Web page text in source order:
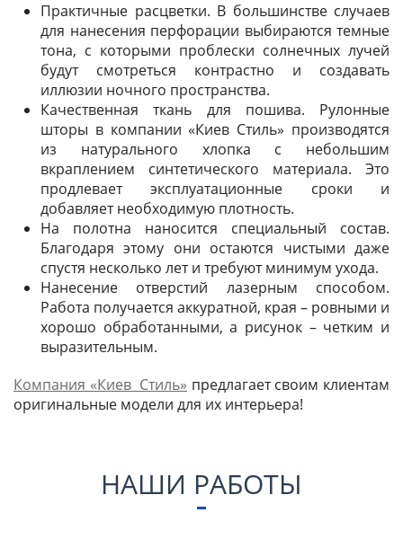
Практичные расцветки. В большинстве случаев
для нанесения перфорации выбираются темные
тона, с которыми проблески солнечных лучей
будут смотреться контрастно и создавать
иллюзии ночного пространства.
Качественная ткань для пошива. Рулонные
шторы в компании «Киев Стиль» производятся
из натурального хлопка с небольшим
вкраплением синтетического материала. Это
продлевает эксплуатационные сроки и
добавляет необходимую плотность.
На полотна наносится специальный состав.
Благодаря этому они остаются чистыми даже
спустя несколько лет и требуют минимум ухода.
Нанесение отверстий лазерным способом.
Работа получается аккуратной, края – ровными и
хорошо обработанными, а рисунок – четким и
выразительным.
Компания «Киев Стиль» предлагает своим клиентам
оригинальные модели для их интерьера!
НАШИ РАБОТЫ